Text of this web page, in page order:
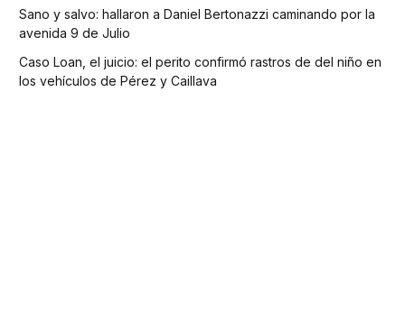
Sano y salvo: hallaron a Daniel Bertonazzi caminando por la
avenida 9 de Julio
Caso Loan, el juicio: el perito confirmó rastros de del niño en
los vehículos de Pérez y Caillava